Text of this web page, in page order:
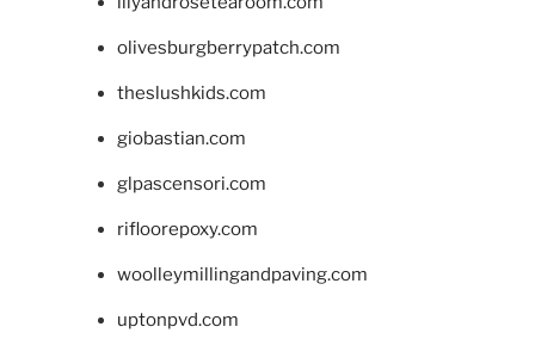
olivesburgberrypatch.com
theslushkids.com
giobastian.com
glpascensori.com
rifloorepoxy.com
woolleymillingandpaving.com
uptonpvd.com